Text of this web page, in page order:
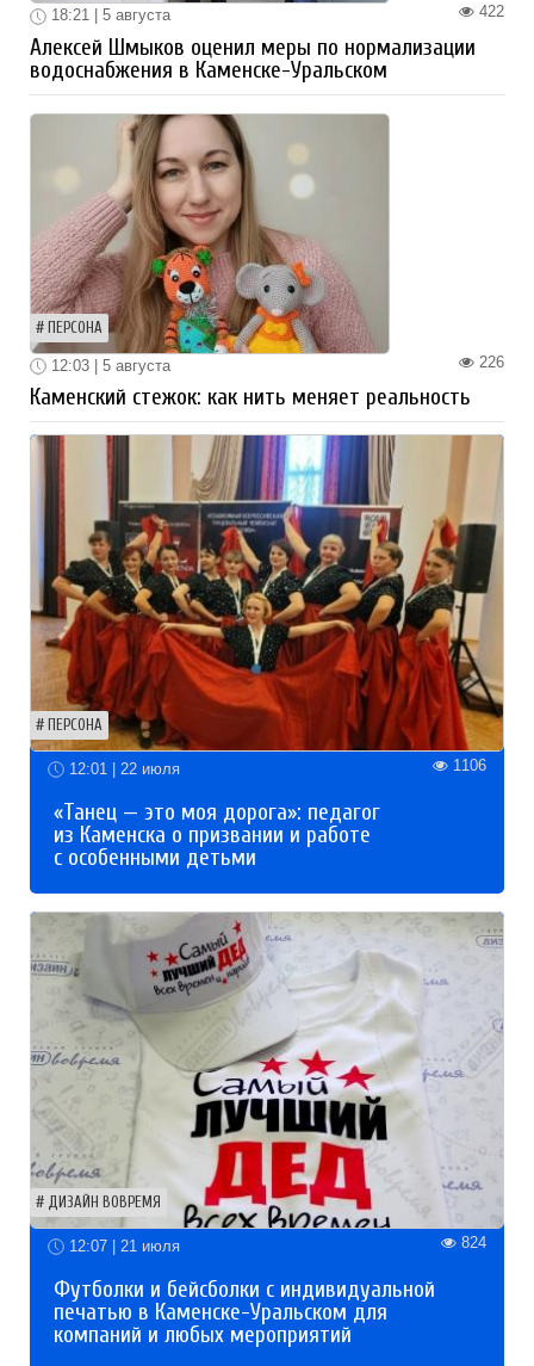
422
18:21 | 5 августа
Алексей Шмыков оценил меры по нормализации
водоснабжения в Каменске-Уральском
ПЕРСОНА
226
12:03 | 5 августа
Каменский стежок: как нить меняет реальность
ПЕРСОНА
12:01 | 22 июля 1106
«Танец — это моя дорога»: педагог
из Каменска о призвании и работе
с особенными детьми
ДИЗАЙН ВОВРЕМЯ
12:07 | 21 июля 824
Футболки и бейсболки с индивидуальной
печатью в Каменске-Уральском для
компаний и любых мероприятий